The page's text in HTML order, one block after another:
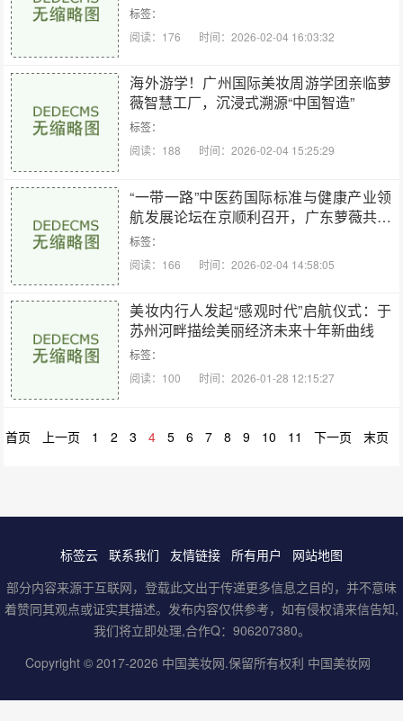
标签：
阅读：176
时间：2026-02-04 16:03:32
海外游学！广州国际美妆周游学团亲临萝
薇智慧工厂，沉浸式溯源“中国智造”
标签：
阅读：188
时间：2026-02-04 15:25:29
“一带一路”中医药国际标准与健康产业领
航发展论坛在京顺利召开，广东萝薇共促
产业国际化发展
标签：
阅读：166
时间：2026-02-04 14:58:05
美妆内行人发起“感观时代”启航仪式：于
苏州河畔描绘美丽经济未来十年新曲线
标签：
阅读：100
时间：2026-01-28 12:15:27
首页 上一页 1 2 3 4 5 6 7 8 9 10 11 下一页 末页
标签云 联系我们 友情链接 所有用户
网站地图
部分内容来源于互联网，登载此文出于传递更多信息之目的，并不意味
着赞同其观点或证实其描述。发布内容仅供参考，如有侵权请来信告知,
我们将立即处理,合作Q：906207380。
Copyright © 2017-2026 中国美妆网.保留所有权利 中国美妆网